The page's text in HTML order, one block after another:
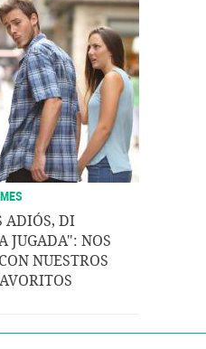
ADIÓS, DI
JUGADA": NOS
NUESTROS